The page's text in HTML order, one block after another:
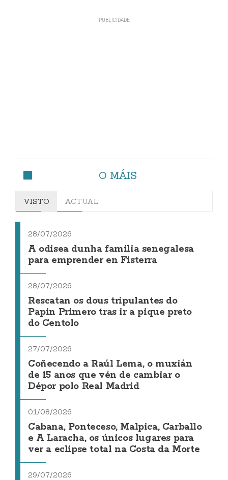
O MÁIS
VISTO ACTUAL
28/07/2026
A odisea dunha familia senegalesa
para emprender en Fisterra
28/07/2026
Rescatan os dous tripulantes do
Papin Primero tras ir a pique preto
do Centolo
27/07/2026
Coñecendo a Raúl Lema, o muxián
de 15 anos que vén de cambiar o
Dépor polo Real Madrid
01/08/2026
Cabana, Ponteceso, Malpica, Carballo
e A Laracha, os únicos lugares para
ver a eclipse total na Costa da Morte
29/07/2026